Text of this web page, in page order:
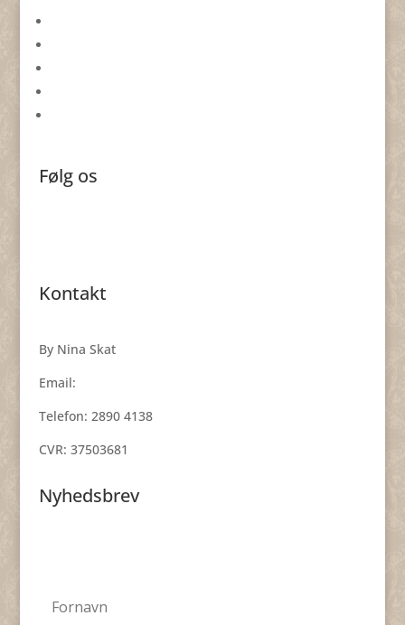
Følg os
Kontakt
By Nina Skat
Email:
Telefon: 2890 4138
CVR: 37503681
Nyhedsbrev